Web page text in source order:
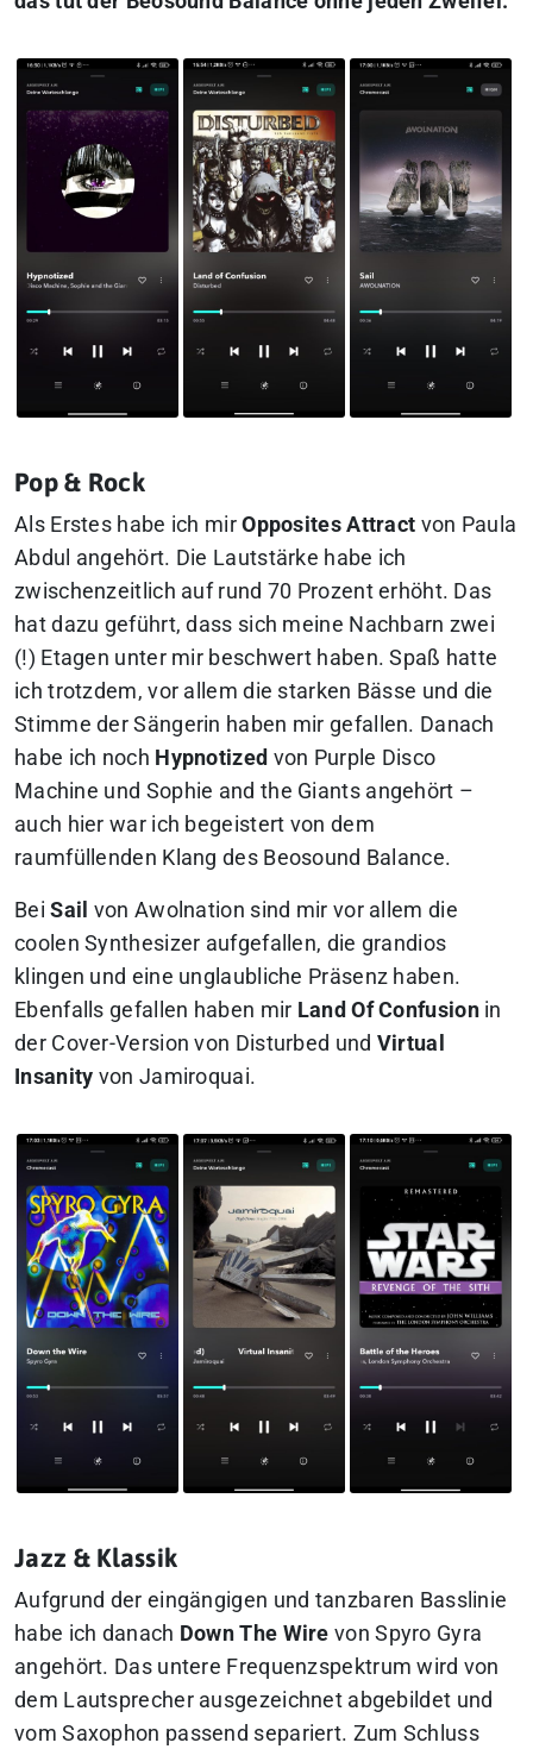
Pop & Rock
Als Erstes habe ich mirOpposites Attract von Paula
Abdul angehört. Die Lautstärke habe ich
zwischenzeitlich auf rund 70 Prozent erhöht. Das
hat dazu geführt, dass sich meine Nachbarn zwei
(!) Etagen unter mir beschwert haben. Spaß hatte
ich trotzdem, vor allem die starken Bässe und die
Stimme der Sängerin haben mir gefallen. Danach
habe ich noch Hypnotized von Purple Disco
Machine und Sophie and the Giants angehört –
auch hier war ich begeistert von dem
raumfüllenden Klang des Beosound Balance.
BeiSail von Awolnation sind mir vor allem die
coolen Synthesizer aufgefallen, die grandios
klingen und eine unglaubliche Präsenz haben.
Ebenfalls gefallen haben mir Land Of Confusion in
der Cover-Version von Disturbed und Virtual
Insanity von Jamiroquai.
Jazz & Klassik
Aufgrund der eingängigen und tanzbaren Basslinie
habe ich danach Down The Wirevon Spyro Gyra
angehört. Das untere Frequenzspektrum wird von
dem Lautsprecher ausgezeichnet abgebildet und
vom Saxophon passend separiert. Zum Schluss